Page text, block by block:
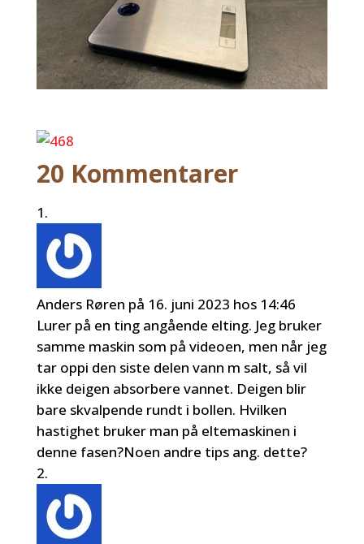
20 Kommentarer
Anders Røren på 16. juni 2023 hos 14:46
Lurer på en ting angående elting. Jeg bruker
samme maskin som på videoen, men når jeg
tar oppi den siste delen vann m salt, så vil
ikke deigen absorbere vannet. Deigen blir
bare skvalpende rundt i bollen. Hvilken
hastighet bruker man på eltemaskinen i
denne fasen?Noen andre tips ang. dette?